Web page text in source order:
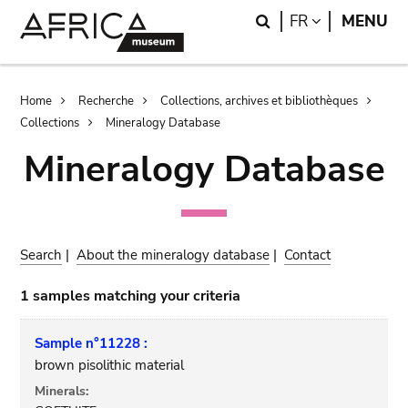
Search
FR LANGUAGE
MENU
Breadcrumb
Home Recherche
Collections, archives et bibliothèques
Collections
Mineralogy Database
Mineralogy Database
Search |About the mineralogy database | Contact
1 samples matching your criteria
Sample n°11228 :
brown pisolithic material
Minerals: